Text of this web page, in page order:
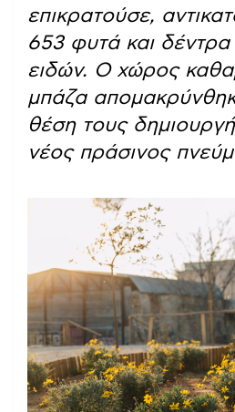
επικρατούσε,
653 φυτά και
ειδών. Ο χώρος
μπάζα
θέση τους
νέος πράσινος